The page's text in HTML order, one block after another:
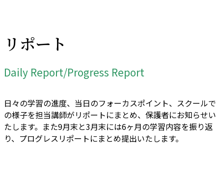
リポート
Daily Report/Progress Report
日々の学習の進度、当日のフォーカスポイント、スクールで
の様子を担当講師がリポートにまとめ、保護者にお知らせい
たします。また9月末と3月末には6ヶ月の学習内容を振り返
り、プログレスリポートにまとめ提出いたします。